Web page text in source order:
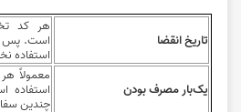
تاریخ انقضا
هر کد
است. پس
استفاده
یک‌بار مصرف بودن
معمولاً
استفاده
چندین